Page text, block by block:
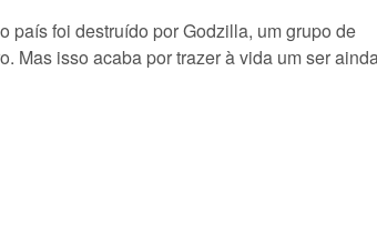
país foi destruído por Godzilla, um grupo de
Mas isso acaba por trazer à vida um ser